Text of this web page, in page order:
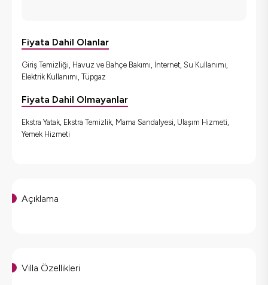
Fiyata Dahil Olanlar
Giriş Temizliği, Havuz ve Bahçe Bakımı, İnternet, Su Kullanımı,
Elektrik Kullanımı, Tüpgaz
Fiyata Dahil Olmayanlar
Ekstra Yatak, Ekstra Temizlik, Mama Sandalyesi, Ulaşım Hizmeti,
Yemek Hizmeti
Açıklama
Villa Özellikleri